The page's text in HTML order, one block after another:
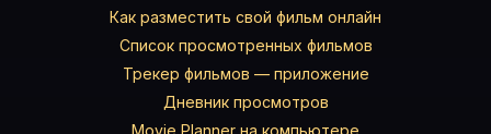
Как разместить свой фильм онлайн
Список просмотренных фильмов
Трекер фильмов — приложение
Дневник просмотров